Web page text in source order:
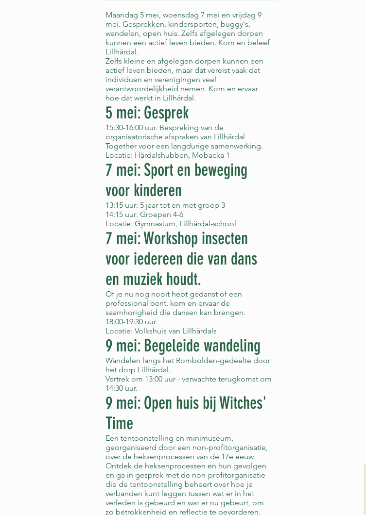
Maandag 5 mei, woensdag 7 mei en vrijdag 9
mei. Gesprekken, kindersporten, buggy's,
wandelen, open huis. Zelfs afgelegen dorpen
kunnen een actief leven bieden. Kom en beleef
Lillhärdal.
Zelfs kleine en afgelegen dorpen kunnen een
actief leven bieden, maar dat vereist vaak dat
individuen en verenigingen veel
verantwoordelijkheid nemen. Kom en ervaar
hoe dat werkt in Lillhärdal.
5 mei: Gesprek
15:30-16:00 uur. Bespreking van de
organisatorische afspraken van Lillhärdal
Together voor een langdurige samenwerking.
Locatie: Härdalshubben, Mobacka 1
7 mei: Sport en beweging
voor kinderen
13:15 uur: 5 jaar tot en met groep 3
14:15 uur: Groepen 4-6
Locatie: Gymnasium, Lillhärdal-school
7 mei: Workshop insecten
voor iedereen die van dans
en muziek houdt.
Of je nu nog nooit hebt gedanst of een
professional bent, kom en ervaar de
saamhorigheid die dansen kan brengen.
18:00-19:30 uur
Locatie: Volkshuis van Lillhärdals
9 mei: Begeleide wandeling
Wandelen langs het Rombolden-gedeelte door
het dorp Lillhärdal.
Vertrek om 13:00 uur - verwachte terugkomst om
14:30 uur.
9 mei: Open huis bij Witches'
Time
Een tentoonstelling en minimuseum,
georganiseerd door een non-profitorganisatie,
over de heksenprocessen van de 17e eeuw.
Ontdek de heksenprocessen en hun gevolgen
en ga in gesprek met de non-profitorganisatie
die de tentoonstelling beheert over hoe je
verbanden kunt leggen tussen wat er in het
verleden is gebeurd en wat er nu gebeurt, om
zo betrokkenheid en reflectie te bevorderen.